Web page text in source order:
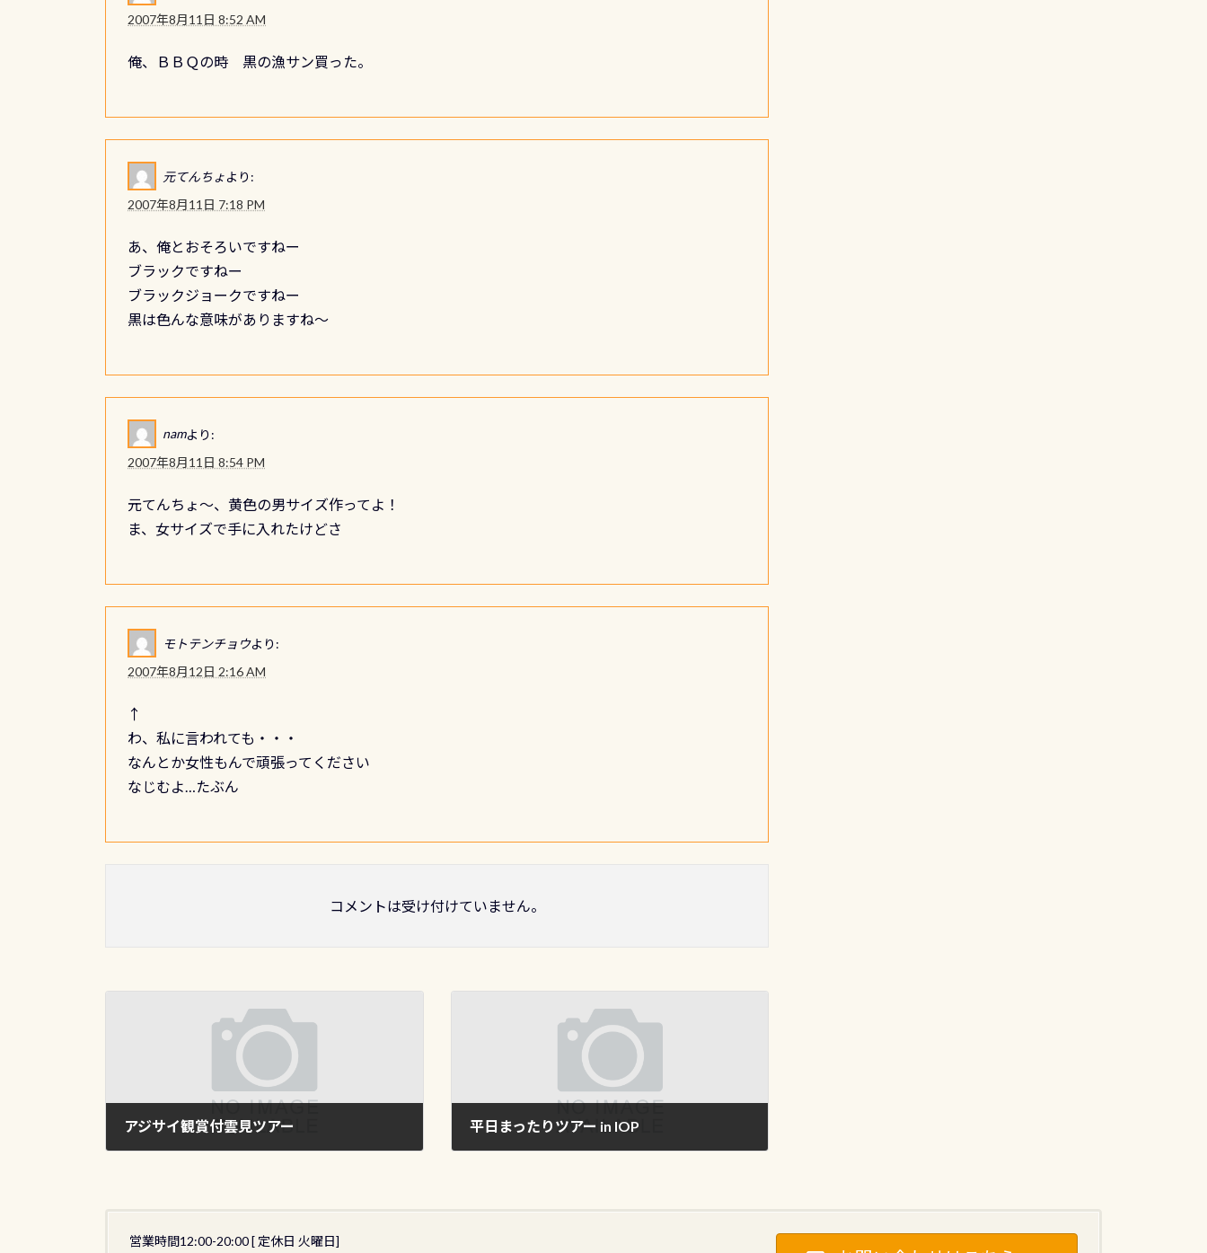
2007年8月11日 8:52 AM
俺、ＢＢＱの時 黒の漁サン買った。
元てんちょより:
2007年8月11日 7:18 PM
あ、俺とおそろいですねー
ブラックですねー
ブラックジョークですねー
黒は色んな意味がありますね～
namより:
2007年8月11日 8:54 PM
元てんちょ～、黄色の男サイズ作ってよ！
ま、女サイズで手に入れたけどさ
モトテンチョウより:
2007年8月12日 2:16 AM
↑
わ、私に言われても・・・
なんとか女性もんで頑張ってください
なじむよ…たぶん
コメントは受け付けていません。
アジサイ観賞付雲見ツアー 平日まったりツアー in IOP
営業時間12:00-20:00 [ 定休日 火曜日]